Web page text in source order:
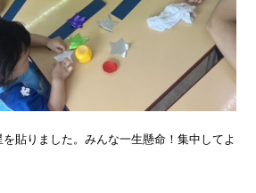
貼りました。みんな一生懸命！集中してよ